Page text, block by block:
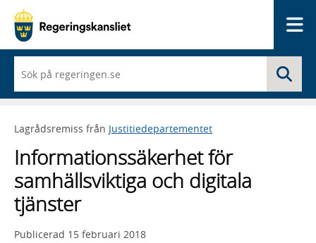
du
börjar
skriva
framträder
lista
med
sökförslag
Lagrådsremiss från Justitiedepartementet
Informationssäkerhet för
samhällsviktiga och digitala
tjänster
Publicerad 15 februari 2018